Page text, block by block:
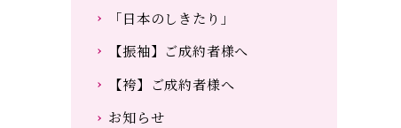
「日本のしきたり」
【振袖】ご成約者様へ
【袴】ご成約者様へ
お知らせ